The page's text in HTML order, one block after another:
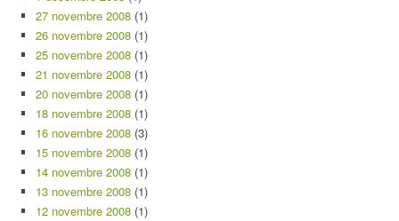
27 novembre 2008 (1)
26 novembre 2008 (1)
25 novembre 2008 (1)
21 novembre 2008 (1)
20 novembre 2008 (1)
18 novembre 2008 (1)
16 novembre 2008 (3)
15 novembre 2008 (1)
14 novembre 2008 (1)
13 novembre 2008 (1)
12 novembre 2008 (1)